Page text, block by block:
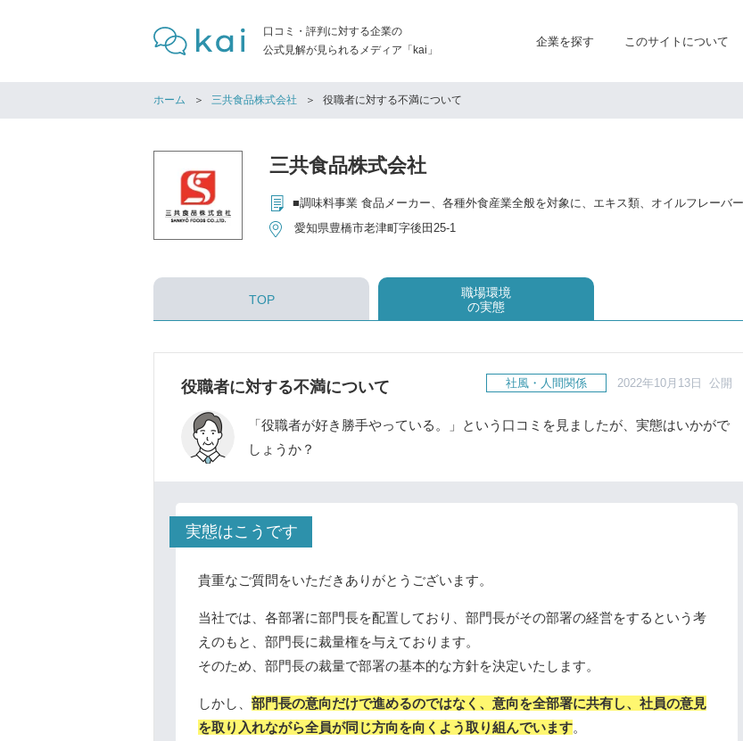
口コミ・評判に対する企業の
公式見解が見られるメディア「kai」
企業を探す このサイトについて
ホーム 三共食品株式会社 役職者に対する不満について
三共食品株式会社
愛知県豊橋市老津町字後田25-1
TOP
職場環境
の実態
役職者に対する不満について 社風・人間関係 2022年10月13日 公開
「役職者が好き勝手やっている。」という口コミを見ましたが、実態はいかがで
しょうか？
実態はこうです
貴重なご質問をいただきありがとうございます。
当社では、各部署に部門長を配置しており、部門長がその部署の経営をするという考
えのもと、部門長に裁量権を与えております。
そのため、部門長の裁量で部署の基本的な方針を決定いたします。
しかし、 部門長の意向だけで進めるのではなく、意向を全部署に共有し、社員の意見
を取り入れながら全員が同じ方向を向くよう取り組んでいます。